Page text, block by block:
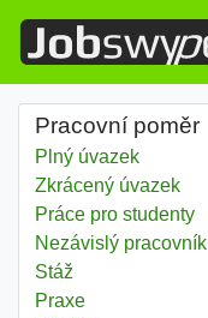
Pracovní poměr
Plný úvazek
Zkrácený úvazek
Práce pro studenty
Nezávislý pracovník
Stáž
Praxe